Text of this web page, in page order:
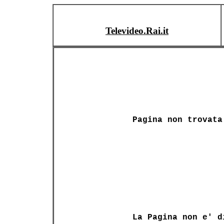
Televideo.Rai.it
Pagina non trovata
La Pagina non e'